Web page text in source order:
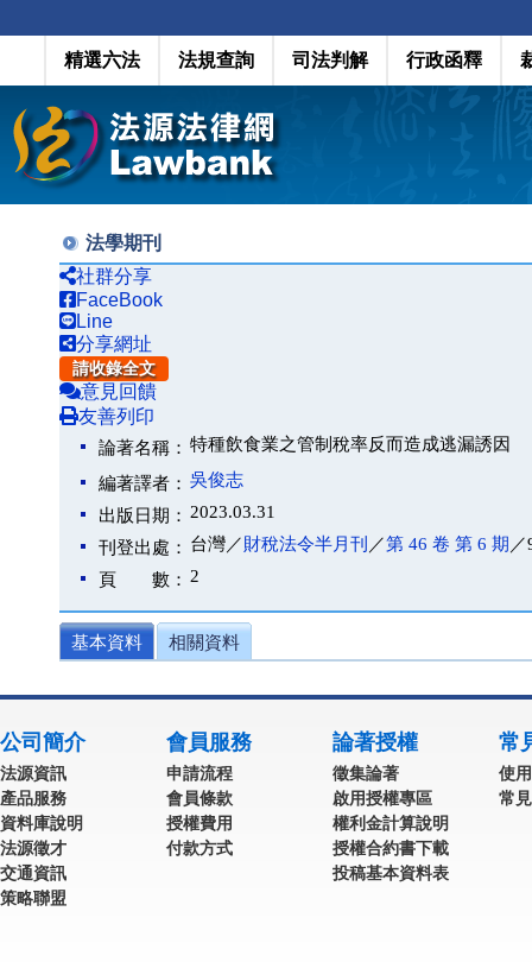
精選六法 法規查詢 司法判解 行政函釋
法學期刊
社群分享
FaceBook
Line
分享網址
請收錄全文
意見回饋
友善列印
論著名稱： 特種飲食業之管制稅率反而造成逃漏誘因
編著譯者： 吳俊志
出版日期： 2023.03.31
刊登出處： 台灣／財稅法令半月刊 ／第 46 卷 第 6 期
頁 數： 2
基本資料 相關資料
公司簡介
法源資訊
產品服務
資料庫說明
法源徵才
交通資訊
策略聯盟
會員服務
申請流程
會員條款
授權費用
付款方式
論著授權
徵集論著
啟用授權專區
權利金計算說明
授權合約書下載
投稿基本資料表
常
使
常